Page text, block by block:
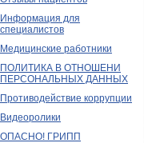
Информация для
специалистов
Медицинские работники
ПОЛИТИКА В ОТНОШЕНИ
ПЕРСОНАЛЬНЫХ ДАННЫХ
Противодействие коррупции
Видеоролики
ОПАСНО! ГРИПП